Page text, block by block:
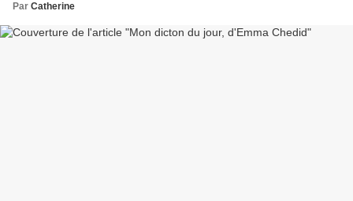
Par Catherine